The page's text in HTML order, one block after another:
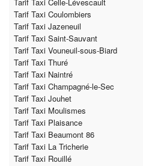
Tarif Taxi Coulombiers
Tarif Taxi Jazeneuil
Tarif Taxi Saint-Sauvant
Tarif Taxi Vouneuil-sous-Biard
Tarif Taxi Thuré
Tarif Taxi Naintré
Tarif Taxi Champagné-le-Sec
Tarif Taxi Jouhet
Tarif Taxi Moulismes
Tarif Taxi Plaisance
Tarif Taxi Beaumont 86
Tarif Taxi La Tricherie
Tarif Taxi Rouillé